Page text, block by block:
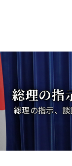
総理の指
総理の指示、談